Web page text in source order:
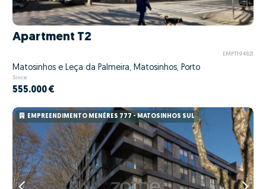
Apartment T2
EMPT194821
Matosinhos e Leça da Palmeira, Matosinhos, Porto
Since
555.000 €
EMPREENDIMENTO MENÉRES 777 - MATOSINHOS SUL